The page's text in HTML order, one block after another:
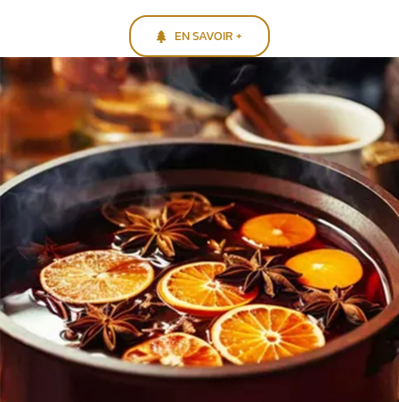
EN SAVOIR +